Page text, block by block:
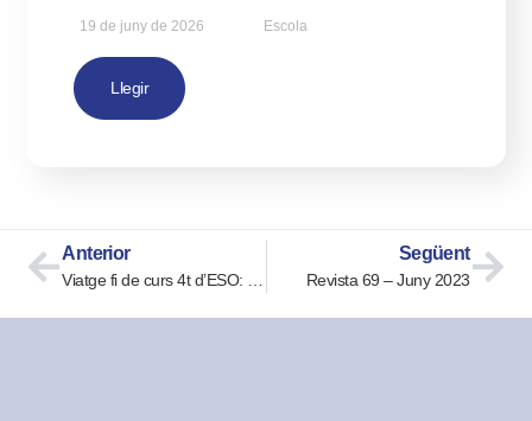
19 de juny de 2026 Escola
Llegir
Anterior
Viatge fi de curs 4t d’ESO: París 2023
Següent
Revista 69 – Juny 2023